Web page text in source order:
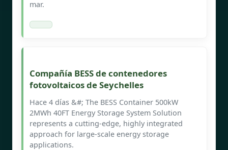
mar.
Compañía BESS de contenedores
fotovoltaicos de Seychelles
Hace 4 días &#; The BESS Container 500kW
2MWh 40FT Energy Storage System Solution
represents a cutting-edge, highly integrated
approach for large-scale energy storage
applications.